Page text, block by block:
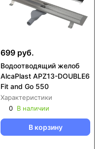
699 руб.
Водоотводящий желоб
AlcaPlast APZ13-DOUBLE6
Fit and Go 550
Характеристики
0 В наличии
В корзину